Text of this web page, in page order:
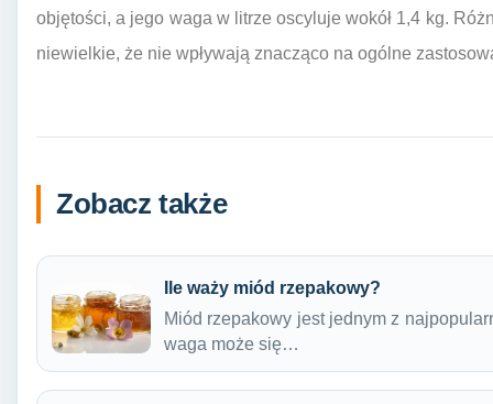
objętości, a jego waga w litrze oscyluje wokół 1,4 kg.
niewielkie, że nie wpływają znacząco na ogólne
Zobacz także
Ile waży miód rzepakowy?
Miód rzepakowy jest jednym z
waga może się…